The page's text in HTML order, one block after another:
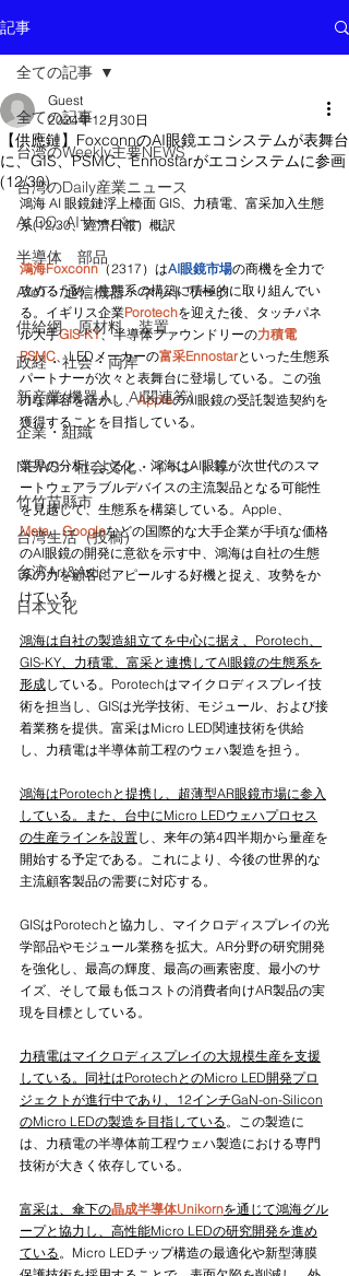
記事
全ての記事
台湾のWeekly主要NEWS
台湾のDaily産業ニュース
AI DC, AIサーバー
半導体 部品
AIoT・通信機器・ネットワーク
供給網 原材料 装置
政経・社会・両岸
新産業(機器人、AI関連等)
企業・組織
NEWS・社会文化・イベント等
竹竹苗縣市
台湾生活（投稿）
台湾Art&Artist
日本文化
全ての記事
【供應鏈】FoxconnのAI眼鏡エコシステムが表舞台
に、GIS、PSMC、Ennostarがエコシステムに参画
(12/30)
Guest
2024年12月30日
鴻海 AI 眼鏡鏈浮上檯面 GIS、力積電、富采加入生態
系(12/30、經濟日報）概訳
鴻海Foxconn（2317）はAI眼鏡市場の商機を全力で
攻めるため、生態系の構築に積極的に取り組んでい
る。イギリス企業Porotechを迎えた後、タッチパネ
ル大手GIS-KY、半導体ファウンドリーの力積電
PSMC、LEDメーカーの富采Ennostarといった生態系
パートナーが次々と表舞台に登場している。この強
力な陣容を活かし、AppleのAI眼鏡の受託製造契約を
獲得することを目指している。
業界の分析によると、鴻海はAI眼鏡が次世代のスマ
ートウェアラブルデバイスの主流製品となる可能性
を見越して、生態系を構築している。Apple、
Meta、Googleなどの国際的な大手企業が手頃な価格
のAI眼鏡の開発に意欲を示す中、鴻海は自社の生態
系の力を顧客にアピールする好機と捉え、攻勢をか
けている。
鴻海は自社の製造組立てを中心に据え、Porotech、
GIS-KY、力積電、富采と連携してAI眼鏡の生態系を
形成している。Porotechはマイクロディスプレイ技
術を担当し、GISは光学技術、モジュール、および接
着業務を提供。富采はMicro LED関連技術を供給
し、力積電は半導体前工程のウェハ製造を担う。
鴻海はPorotechと提携し、超薄型AR眼鏡市場に参入
している。また、台中にMicro LEDウェハプロセス
の生産ラインを設置し、来年の第4四半期から量産を
開始する予定である。これにより、今後の世界的な
主流顧客製品の需要に対応する。
GISはPorotechと協力し、マイクロディスプレイの光
学部品やモジュール業務を拡大。AR分野の研究開発
を強化し、最高の輝度、最高の画素密度、最小のサ
イズ、そして最も低コストの消費者向けAR製品の実
現を目標としている。
力積電はマイクロディスプレイの大規模生産を支援
している。同社はPorotechとのMicro LED開発プロ
ジェクトが進行中であり、12インチGaN-on-Silicon
のMicro LEDの製造を目指している。この製造に
は、力積電の半導体前工程ウェハ製造における専門
技術が大きく依存している。
富采は、傘下の晶成半導体Unikornを通じて鴻海グル
ープと協力し、高性能Micro LEDの研究開発を進め
ている。Micro LEDチップ構造の最適化や新型薄膜